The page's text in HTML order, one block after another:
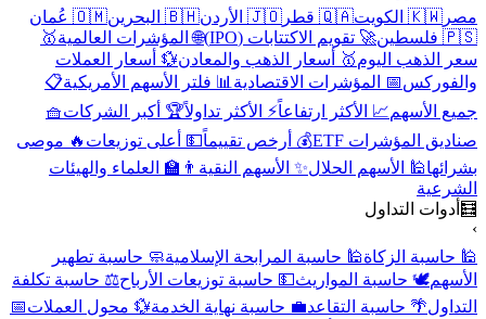
مصر 🇰🇼 الكويت 🇶🇦 قطر 🇯🇴 الأردن 🇧🇭 البحرين
🇴🇲 عُمان
🇵🇸 فلسطين
🚀 تقويم الاكتتابات (IPO) 🌐 المؤشرات العالمية🥇
سعر الذهب اليوم🥇 أسعار الذهب والمعادن💱 أسعار العملات
والفوركس 📅 المؤشرات الاقتصادية📊 فلتر الأسهم الأمريكية📋
جميع الأسهم📈 الأكثر ارتفاعاً⚡ الأكثر تداولاً🏆 أكبر الشركات🧺
صناديق المؤشرات ETF
💰 أرخص تقييماً💵 أعلى توزيعات🔥 موصى
بشرائها🕌 الأسهم الحلال ✨ الأسهم النقية👨‍🏫 العلماء والهيئات
الشرعية
🧮أدوات التداول
🕌 حاسبة الزكاة🕌 حاسبة المرابحة الإسلامية🧼 حاسبة تطهير
الأسهم🕊️ حاسبة المواريث💵 حاسبة توزيعات الأرباح⚖️ حاسبة تكلفة
التداول 🌴 حاسبة التقاعد💼 حاسبة نهاية الخدمة💱 محول العملات📅